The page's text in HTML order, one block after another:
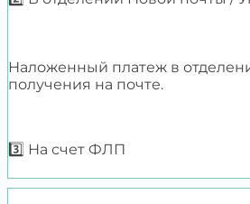
Наложенный платеж в
получения на почте.
3️⃣ На счет ФЛП